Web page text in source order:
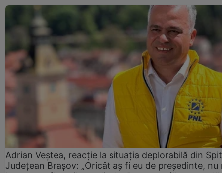
Adrian Veștea, reacție la situația deplorabilă din
Județean Brașov: „Oricât aș fi eu de președinte, nu